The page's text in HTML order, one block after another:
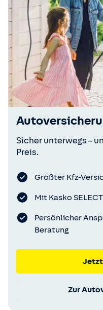
Sicher unterwegs –
Preis.
Größter Kfz-
Mit Kasko
Persönlicher
Beratung
Jetzt
Zur